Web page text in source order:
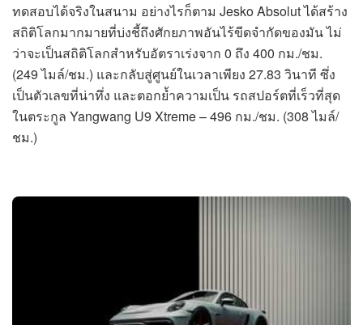
ทดสอบได้จริงในสนาม อย่างไรก็ตาม Jesko Absolut ได้สร้าง
สถิติโลกมากมายที่บ่งชี้ถึงศักยภาพอันไร้ขีดจำกัดของมัน ไม่
ว่าจะเป็นสถิติโลกสำหรับอัตราเร่งจาก 0 ถึง 400 กม./ชม.
(249 ไมล์/ชม.) และกลับสู่ศูนย์ในเวลาเพียง 27.83 วินาที ซึ่ง
เป็นตัวเลขที่น่าทึ่ง และตอกย้ำความเป็น รถสปอร์ตที่เร็วที่สุด
ในตระกูล Yangwang U9 Xtreme – 496 กม./ชม. (308 ไมล์/
ชม.)